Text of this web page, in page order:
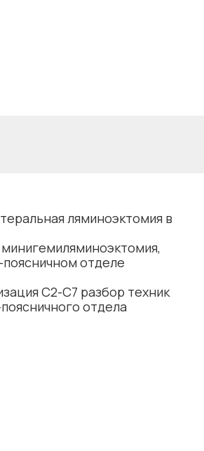
ляминоэктомия в
отделе
C2-С7 разбор техник
отдела